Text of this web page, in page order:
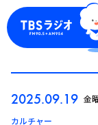
2025.09.19 金
カルチャー